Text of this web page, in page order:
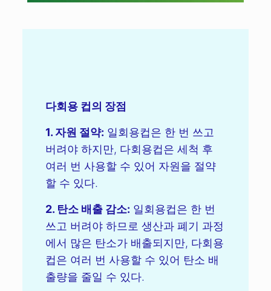
다회용 컵의 장점
1. 자원 절약: 일회용컵은 한 번 쓰고
버려야 하지만, 다회용컵은 세척 후
여러 번 사용할 수 있어 자원을 절약
할 수 있다.
2. 탄소 배출 감소: 일회용컵은 한 번
쓰고 버려야 하므로 생산과 폐기 과정
에서 많은 탄소가 배출되지만, 다회용
컵은 여러 번 사용할 수 있어 탄소 배
출량을 줄일 수 있다.